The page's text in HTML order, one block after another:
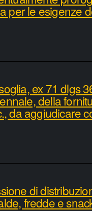
per le esigenze
ex 71 dlgs
della
da aggiudicare
di
fredde e